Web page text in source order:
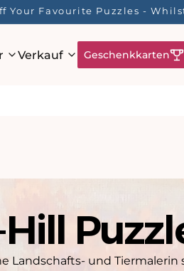
Your Favourite Puzzles -
Verkauf Geschenkkarten
Landschafts- und Tiermalerin